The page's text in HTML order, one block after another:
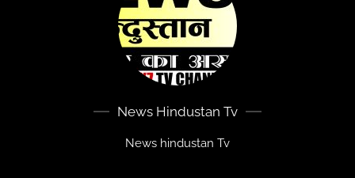
News Hindustan Tv
News hindustan Tv